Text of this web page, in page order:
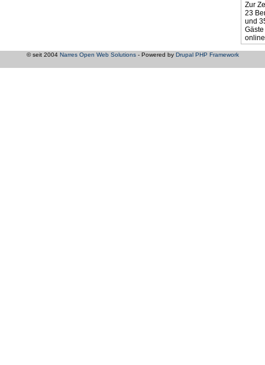
Zur
23
und
Gäste
© seit 2004 Narres Open Web Solutions- Powered by Drupal PHP Framework